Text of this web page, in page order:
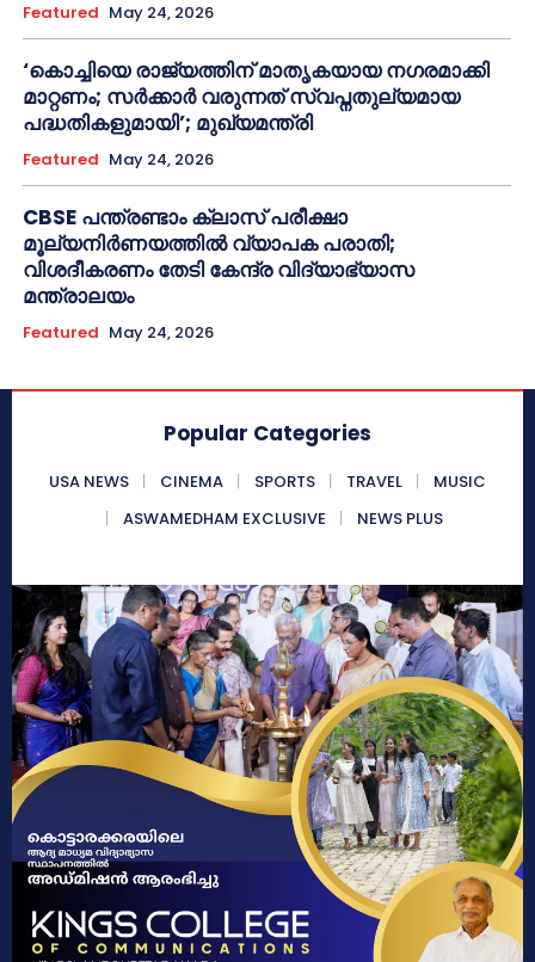
Featured May 24, 2026
‘കൊച്ചിയെ രാജ്യത്തിന് മാതൃകയായ നഗരമാക്കി
മാറ്റണം; സർക്കാർ വരുന്നത് സ്വപ്നതുല്യമായ
പദ്ധതികളുമായി’; മുഖ്യമന്ത്രി
Featured May 24, 2026
CBSE പന്ത്രണ്ടാം ക്ലാസ് പരീക്ഷാ
മൂല്യനിർണയത്തിൽ വ്യാപക പരാതി;
വിശദീകരണം തേടി കേന്ദ്ര വിദ്യാഭ്യാസ
മന്ത്രാലയം
Featured May 24, 2026
Popular Categories
USA NEWS CINEMA SPORTS TRAVEL
MUSIC
ASWAMEDHAM EXCLUSIVE
NEWS PLUS